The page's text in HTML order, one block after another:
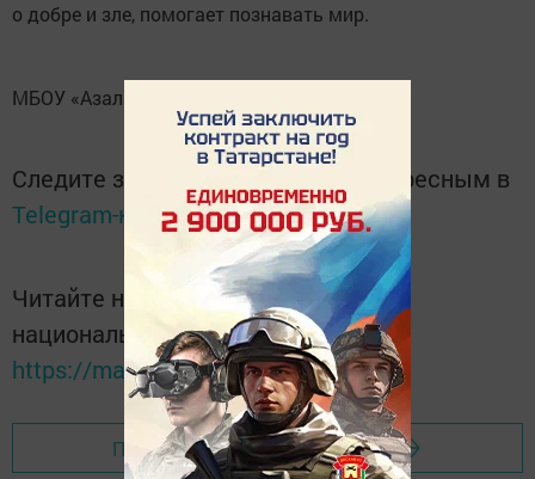
о добре и зле, помогает познавать мир.
МБОУ «Азалаковская ООШ».
Следите за самым важным и интересным в
Telegram-каналеТатмедиа
Читайте новости Татарстана в
национальном мессенджере MАХ:
https://max.ru/tatmedia
Перейти на страницу новости